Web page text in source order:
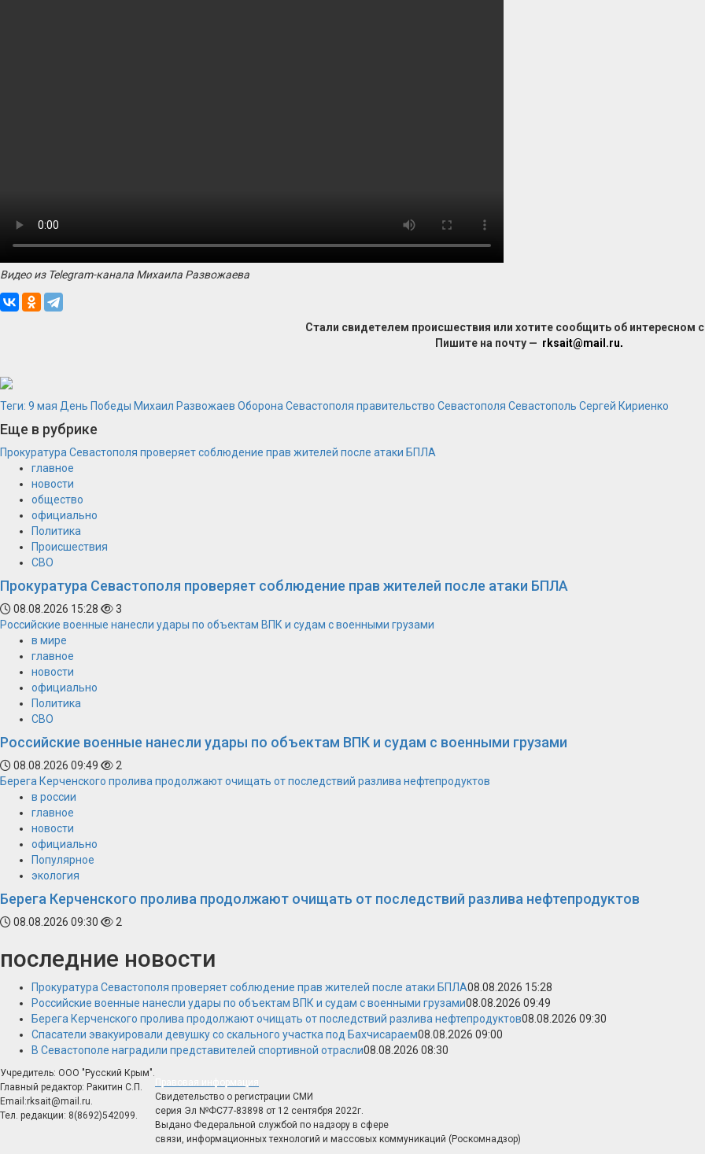
Видео из Telegram-канала Михаила Развожаева
Стали свидетелем происшествия или хотите сообщить об интересном
Пишите на почту — rksait@mail.ru.
Теги: 9 мая День Победы Михаил Развожаев Оборона Севастополя правительство Севастополя Севастополь Сергей Кириенко
Еще в рубрике
Прокуратура Севастополя проверяет соблюдение прав жителей после атаки БПЛА
главное
новости
общество
официально
Политика
Происшествия
СВО
Прокуратура Севастополя проверяет соблюдение прав жителей после атаки БПЛА
08.08.2026 15:28
3
Российские военные нанесли удары по объектам ВПК и судам с военными грузами
в мире
главное
новости
официально
Политика
СВО
Российские военные нанесли удары по объектам ВПК и судам с военными грузами
08.08.2026 09:49
2
Берега Керченского пролива продолжают очищать от последствий разлива нефтепродуктов
в россии
главное
новости
официально
Популярное
экология
Берега Керченского пролива продолжают очищать от последствий разлива нефтепродуктов
08.08.2026 09:30 2
последние новости
Прокуратура Севастополя проверяет соблюдение прав жителей после атаки БПЛА08.08.2026 15:28
Российские военные нанесли удары по объектам ВПК и судам с военными грузами08.08.2026 09:49
Берега Керченского пролива продолжают очищать от последствий разлива нефтепродуктов08.08.2026 09:30
Спасатели эвакуировали девушку со скального участка под Бахчисараем08.08.2026 09:00
В Севастополе наградили представителей спортивной отрасли08.08.2026 08:30
Учредитель: ООО "Русский Крым".
Главный редактор: Ракитин С.П.
Email:rksait@mail.ru.
Тел. редакции: 8(8692)542099.
Свидетельство о регистрации СМИ
серия Эл №ФС77-83898 от 12 сентября 2022г.
Выдано Федеральной службой по надзору в сфере
связи, информационных технологий и массовых коммуникаций (Роскомнадзор)